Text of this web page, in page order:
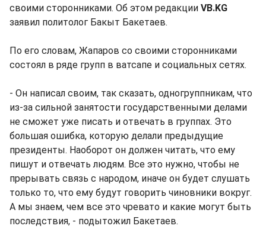
своими сторонниками. Об этом редакции VB.KG
заявил политолог Бакыт Бакетаев.
По его словам, Жапаров со своими сторонниками
состоял в ряде групп в ватсапе и социальных сетях.
- Он написал своим, так сказать, одногруппникам, что
из-за сильной занятости государственными делами
не сможет уже писать и отвечать в группах. Это
большая ошибка, которую делали предыдущие
президенты. Наоборот он должен читать, что ему
пишут и отвечать людям. Все это нужно, чтобы не
прерывать связь с народом, иначе он будет слушать
только то, что ему будут говорить чиновники вокруг.
А мы знаем, чем все это чревато и какие могут быть
последствия, - подытожил Бакетаев.